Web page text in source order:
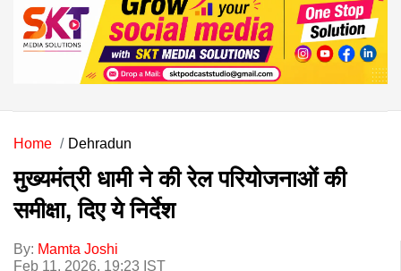
Home Dehradun
मुख्यमंत्री धामी ने की रेल परियोजनाओं की
समीक्षा, दिए ये निर्देश
By: Mamta Joshi
Feb 11, 2026, 19:23 IST